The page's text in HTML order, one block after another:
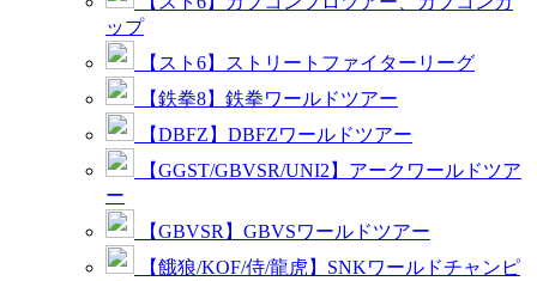
ップ
【スト6】ストリートファイターリーグ
【鉄拳8】鉄拳ワールドツアー
【DBFZ】DBFZワールドツアー
【GGST/GBVSR/UNI2】アークワールドツア
ー
【GBVSR】GBVSワールドツアー
【餓狼/KOF/侍/龍虎】SNKワールドチャンピ